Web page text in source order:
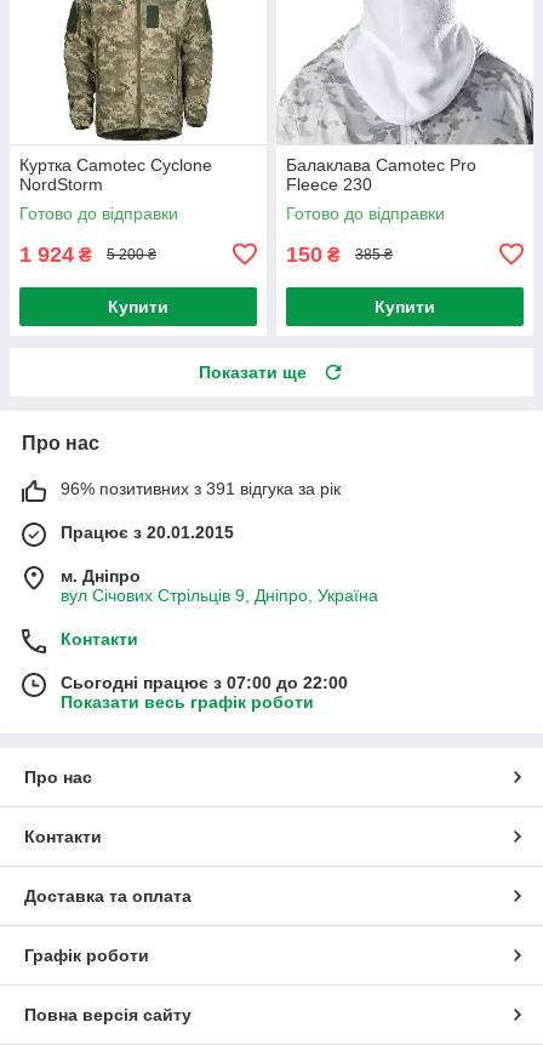
Куртка Camotec Cyclone
NordStorm
Готово до відправки
1 924 ₴ 5 200 ₴
Купити
Балаклава Camotec Pro
Fleece 230
Готово до відправки
150 ₴ 385 ₴
Купити
Показати ще
Про нас
96% позитивних з 391 відгука за рік
Працює з 20.01.2015
м. Дніпро
вул Січових Стрільців 9, Дніпро, Україна
Контакти
Сьогодні працює з 07:00 до 22:00
Показати весь графік роботи
Про нас
Контакти
Доставка та оплата
Графік роботи
Повна версія сайту